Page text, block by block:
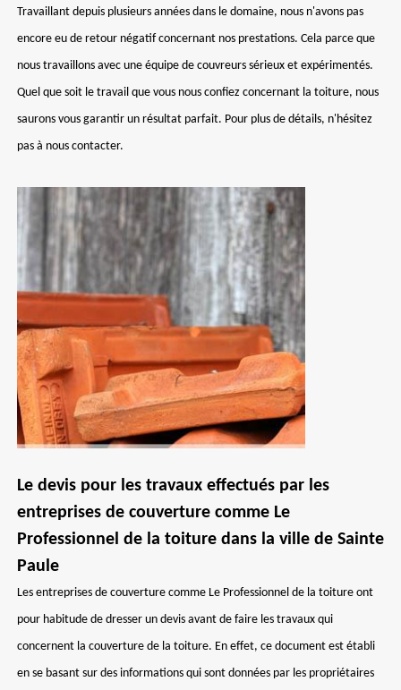
Travaillant depuis plusieurs années dans le domaine, nous n'avons pas
encore eu de retour négatif concernant nos prestations. Cela parce que
nous travaillons avec une équipe de couvreurs sérieux et expérimentés.
Quel que soit le travail que vous nous confiez concernant la toiture, nous
saurons vous garantir un résultat parfait. Pour plus de détails, n'hésitez
pas à nous contacter.
Le devis pour les travaux effectués par les
entreprises de couverture comme Le
Professionnel de la toiture dans la ville de Sainte
Paule
Les entreprises de couverture comme Le Professionnel de la toiture ont
pour habitude de dresser un devis avant de faire les travaux qui
concernent la couverture de la toiture. En effet, ce document est établi
en se basant sur des informations qui sont données par les propriétaires